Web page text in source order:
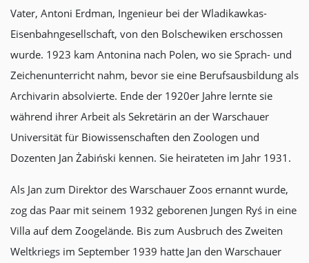
Vater, Antoni Erdman, Ingenieur bei der Wladikawkas-
Eisenbahngesellschaft, von den Bolschewiken erschossen
wurde. 1923 kam Antonina nach Polen, wo sie Sprach- und
Zeichenunterricht nahm, bevor sie eine Berufsausbildung als
Archivarin absolvierte. Ende der 1920er Jahre lernte sie
während ihrer Arbeit als Sekretärin an der Warschauer
Universität für Biowissenschaften den Zoologen und
Dozenten Jan Żabiński kennen. Sie heirateten im Jahr 1931.
Als Jan zum Direktor des Warschauer Zoos ernannt wurde,
zog das Paar mit seinem 1932 geborenen Jungen Ryś in eine
Villa auf dem Zoogelände. Bis zum Ausbruch des Zweiten
Weltkriegs im September 1939 hatte Jan den Warschauer